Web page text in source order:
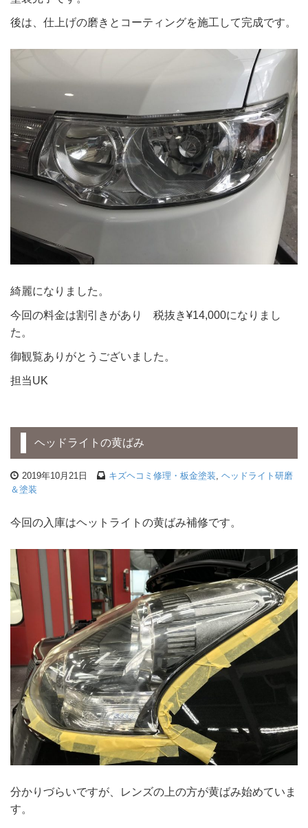
後は、仕上げの磨きとコーティングを施工して完成です。
綺麗になりました。
今回の料金は割引きがあり 税抜き¥14,000になりまし
た。
御観覧ありがとうございました。
担当UK
ヘッドライトの黄ばみ
2019年10月21日 キズヘコミ修理・板金塗装, ヘッドライト研磨
＆塗装
今回の入庫はヘットライトの黄ばみ補修です。
分かりづらいですが、レンズの上の方が黄ばみ始めていま
す。